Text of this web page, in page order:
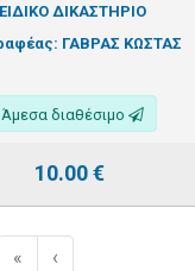
ΕΙΔΙΚΟ ΔΙΚΑΣΤΗΡΙΟ
ΓΑΒΡΑΣ ΚΩΣΤΑΣ
Άμεσα διαθέσιμο
10.00€
« ‹